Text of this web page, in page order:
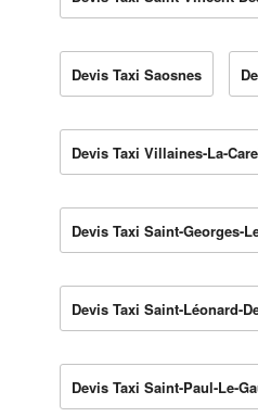
Devis Taxi Saosnes
Devis Taxi Villaines-La-
Devis Taxi Saint-Georges-
Devis Taxi Saint-Léonard-
Devis Taxi Saint-Paul-Le-